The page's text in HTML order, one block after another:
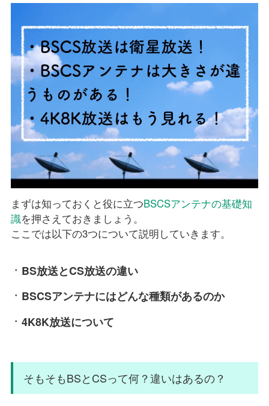
まずは知っておくと役に立つBSCSアンテナの基礎知
識を押さえておきましょう。
ここでは以下の3つについて説明していきます。
BS放送とCS放送の違い
BSCSアンテナにはどんな種類があるのか
4K8K放送について
そもそもBSとCSって何？違いはあるの？